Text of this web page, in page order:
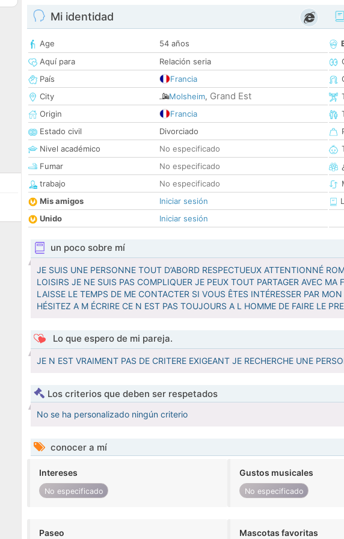
Mi identidad
Age
54 años
Aquí para
Relación seria
País
Francia
City
Molsheim, Grand Est
Origin
Francia
Estado civil
Divorciado
Nivel académico
No especificado
Fumar
No especificado
trabajo
No especificado
Mis amigos
Iniciar sesión
Unido
Iniciar sesión
un poco sobre mí
JE SUIS UNE PERSONNE TOUT D’ABORD RESPECTUEUX ATTENTIONNÉ
LOISIRS JE NE SUIS PAS COMPLIQUER JE PEUX TOUT PARTAGER AVEC
LAISSE LE TEMPS DE ME CONTACTER SI VOUS ÊTES INTÉRESSER PAR
HÉSITEZ A M ÉCRIRE CE N EST PAS TOUJOURS A L HOMME DE FAIRE LE
Lo que espero de mi pareja.
JE N EST VRAIMENT PAS DE CRITERE EXIGEANT JE RECHERCHE UNE
Los criterios que deben ser respetados
No se ha personalizado ningún criterio
conocer a mí
Intereses
No especificado
Gustos musicales
No especificado
Paseo Mascotas favoritas